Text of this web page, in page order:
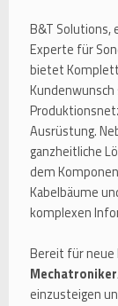
B&T Solutions,
Experte für
bietet
Ausrüstung.
ganzheitliche
dem
Kabelbäume
komplexen
Bereit für neue
einzusteigen